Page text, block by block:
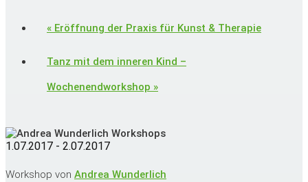
« Eröffnung der Praxis für Kunst & Therapie
Tanz mit dem inneren Kind –
Wochenendworkshop »
1.07.2017 - 2.07.2017
Workshop von Andrea Wunderlich